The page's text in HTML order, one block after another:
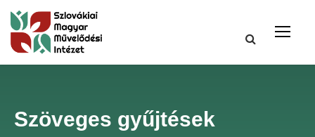
Szöveges gyűjtések